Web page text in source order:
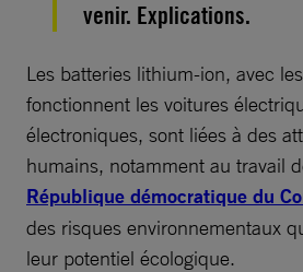
venir. Explications.
Les batteries lithium-ion, avec
fonctionnent les voitures
électroniques, sont liées à des
humains, notamment au travail
République démocratique du
des risques environnementaux
leur potentiel écologique.